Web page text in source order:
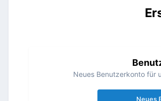
Neues Benutzerkonto für
Neues